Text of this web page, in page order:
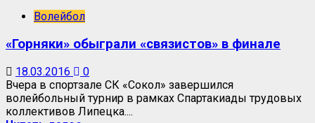
Волейбол
«Горняки» обыграли «связистов» в финале
18.03.2016
0
Вчера в спортзале СК «Сокол» завершился
волейбольный турнир в рамках Спартакиады трудовых
коллективов Липецка....